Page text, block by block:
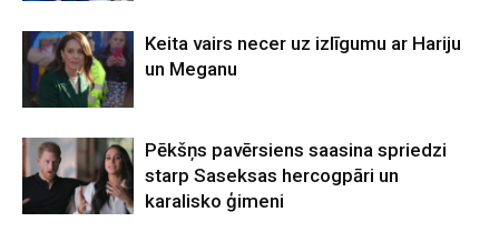
Keita vairs necer uz izlīgumu ar Hariju
un Meganu
Pēkšņs pavērsiens saasina spriedzi
starp Saseksas hercogpāri un
karalisko ģimeni